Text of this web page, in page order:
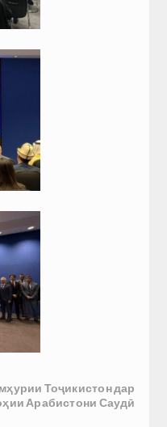
Тоҷикистон дар
Арабистони Саудӣ